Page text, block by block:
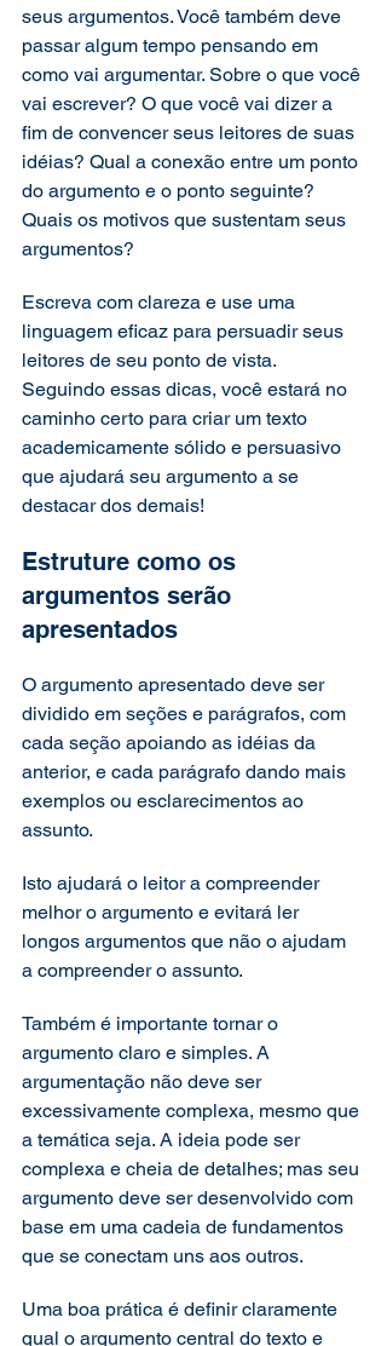
seus argumentos. Você também deve
passar algum tempo pensando em
como vai argumentar. Sobre o que você
vai escrever? O que você vai dizer a
fim de convencer seus leitores de suas
idéias? Qual a conexão entre um ponto
do argumento e o ponto seguinte?
Quais os motivos que sustentam seus
argumentos?
Escreva com clareza e use uma
linguagem eficaz para persuadir seus
leitores de seu ponto de vista.
Seguindo essas dicas, você estará no
caminho certo para criar um texto
academicamente sólido e persuasivo
que ajudará seu argumento a se
destacar dos demais!
Estruture como os
argumentos serão
apresentados
O argumento apresentado deve ser
dividido em seções e parágrafos, com
cada seção apoiando as idéias da
anterior, e cada parágrafo dando mais
exemplos ou esclarecimentos ao
assunto.
Isto ajudará o leitor a compreender
melhor o argumento e evitará ler
longos argumentos que não o ajudam
a compreender o assunto.
Também é importante tornar o
argumento claro e simples. A
argumentação não deve ser
excessivamente complexa, mesmo que
a temática seja. A ideia pode ser
complexa e cheia de detalhes; mas seu
argumento deve ser desenvolvido com
base em uma cadeia de fundamentos
que se conectam uns aos outros.
Uma boa prática é definir claramente
qual o argumento central do texto e